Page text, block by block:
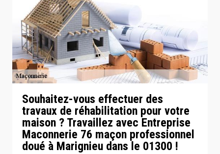
Souhaitez-vous effectuer des
travaux de réhabilitation pour votre
maison ? Travaillez avec Entreprise
Maconnerie 76 maçon professionnel
doué à Marignieu dans le 01300 !